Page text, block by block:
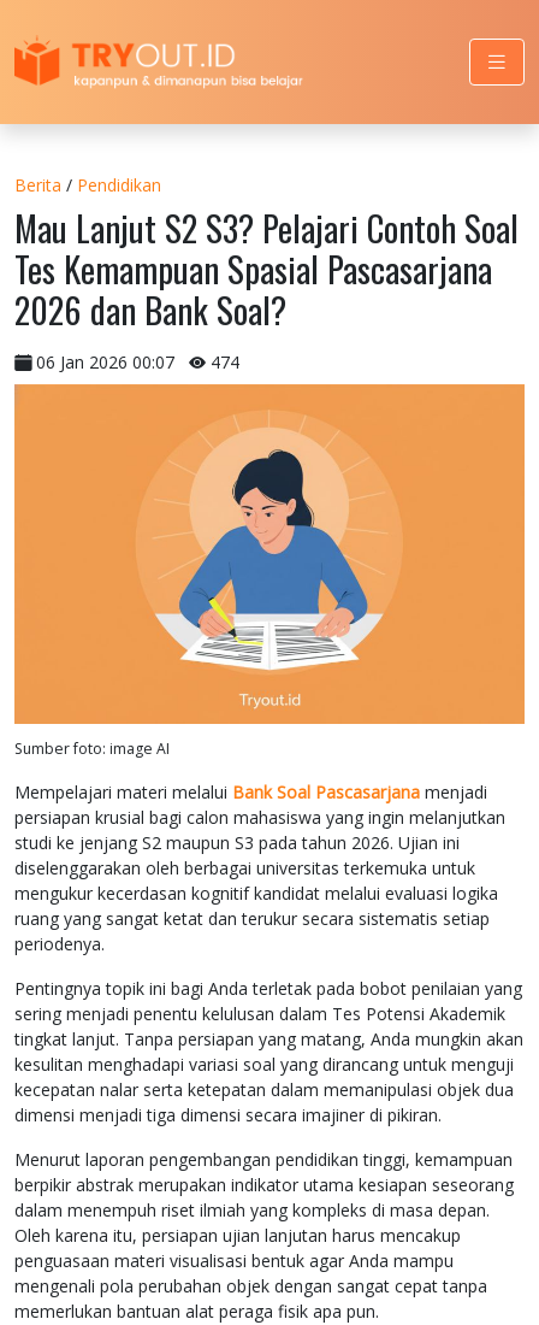
Berita / Pendidikan
Mau Lanjut S2 S3? Pelajari Contoh Soal
Tes Kemampuan Spasial Pascasarjana
2026 dan Bank Soal?
06 Jan 2026 00:07 474
Sumber foto: image AI
Mempelajari materi melalui Bank Soal Pascasarjana menjadi
persiapan krusial bagi calon mahasiswa yang ingin melanjutkan
studi ke jenjang S2 maupun S3 pada tahun 2026. Ujian ini
diselenggarakan oleh berbagai universitas terkemuka untuk
mengukur kecerdasan kognitif kandidat melalui evaluasi logika
ruang yang sangat ketat dan terukur secara sistematis setiap
periodenya.
Pentingnya topik ini bagi Anda terletak pada bobot penilaian yang
sering menjadi penentu kelulusan dalam Tes Potensi Akademik
tingkat lanjut. Tanpa persiapan yang matang, Anda mungkin akan
kesulitan menghadapi variasi soal yang dirancang untuk menguji
kecepatan nalar serta ketepatan dalam memanipulasi objek dua
dimensi menjadi tiga dimensi secara imajiner di pikiran.
Menurut laporan pengembangan pendidikan tinggi, kemampuan
berpikir abstrak merupakan indikator utama kesiapan seseorang
dalam menempuh riset ilmiah yang kompleks di masa depan.
Oleh karena itu, persiapan ujian lanjutan harus mencakup
penguasaan materi visualisasi bentuk agar Anda mampu
mengenali pola perubahan objek dengan sangat cepat tanpa
memerlukan bantuan alat peraga fisik apa pun.